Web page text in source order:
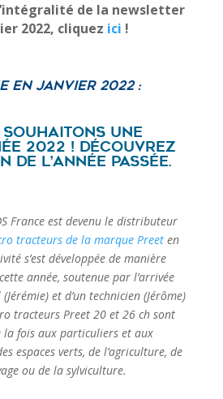
de la newsletter
2022, cliquez ici !
en Janvier 2022 :
souhaitons une
2022 ! Découvrez
l’année passée.
France est devenu le distributeur
tracteurs de la marque Preet en
s’est développée de manière
année, soutenue par l’arrivée
et d’un technicien (Jérôme)
tracteurs Preet 20 et 26 ch sont
la fois aux particuliers et aux
espaces verts, de l’agriculture, de
ou de la sylviculture.